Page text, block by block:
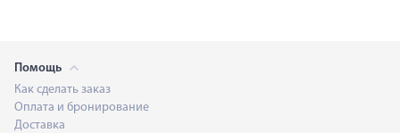
Помощь
Как сделать заказ
Оплата и бронирование
Доставка